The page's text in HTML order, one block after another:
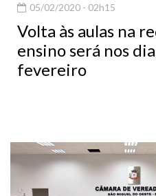
Volta às aulas na
ensino será nos
fevereiro